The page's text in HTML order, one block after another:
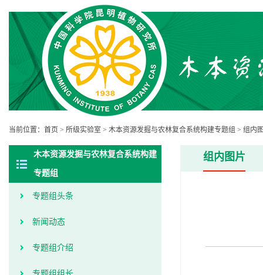
当前位置： 首页 > 所级实验室 > 木本资源发掘与农林复合系统构建专题组 > 组内
木本资源发掘与农林复合系统构建
专题组
专题组头条
新闻动态
专题组介绍
组内图片